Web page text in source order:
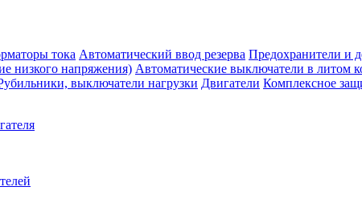
тока Автоматический ввод резерва Предохранители и
низкого напряжения) Автоматические выключатели в литом
выключатели нагрузки Двигатели Комплексное